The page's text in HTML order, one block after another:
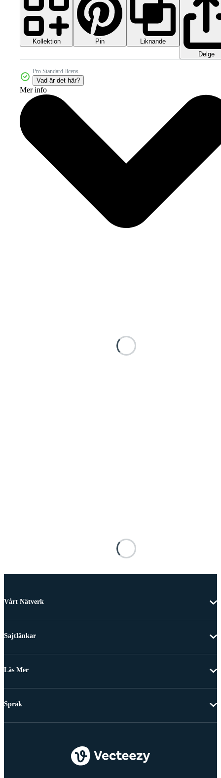
Kollektion Pin
Liknande
Delge
Pro Standard-licens
Vad är det här?
Mer info
Vårt Nätverk
Sajtlänkar
Läs Mer
Språk